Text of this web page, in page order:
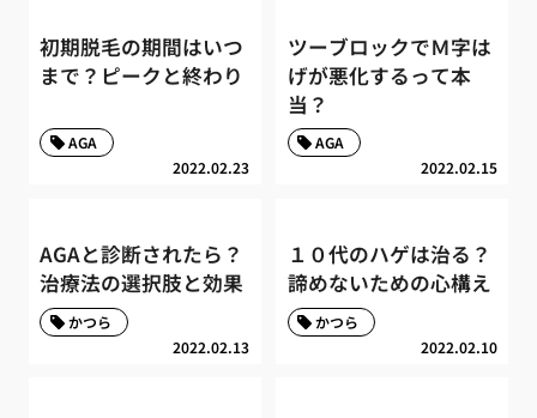
初期脱毛の期間はいつ
まで？ピークと終わり
2022.02.23
AGA
ツーブロックでＭ字は
げが悪化するって本
当？
2022.02.15
AGA
AGAと診断されたら？
治療法の選択肢と効果
2022.02.13
かつら
１０代のハゲは治る？
諦めないための心構え
2022.02.10
かつら